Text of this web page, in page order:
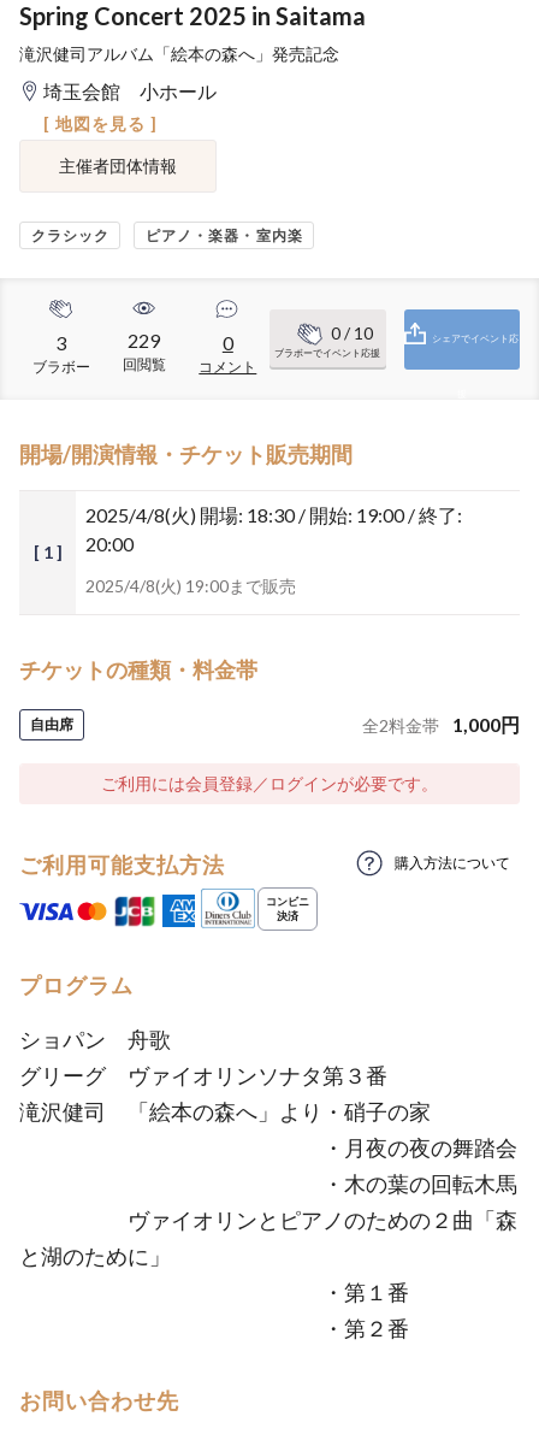
Spring Concert 2025 in Saitama
滝沢健司アルバム「絵本の森へ」発売記念
埼玉会館 小ホール
[ 地図を見る ]
主催者団体情報
クラシック ピアノ・楽器・室内楽
3
ブラボー
229
回閲覧
0
コメント
0/ 10
ブラボーでイベント応援
シェアでイベント応
開場/開演情報・チケット販売期間
[ 1 ]
2025/4/8(火) 開場: 18:30 / 開始: 19:00 / 終了:
20:00
2025/4/8(火) 19:00まで販売
チケットの種類・料金帯
自由席 全2料金帯 1,000円
ご利用には会員登録／ログインが必要です。
ご利用可能支払方法 購入方法について
プログラム
ショパン 舟歌
グリーグ ヴァイオリンソナタ第３番
滝沢健司 「絵本の森へ」より・硝子の家
・月夜の夜の舞踏会
・木の葉の回転木馬
ヴァイオリンとピアノのための２曲「森
と湖のために」
・第１番
・第２番
お問い合わせ先